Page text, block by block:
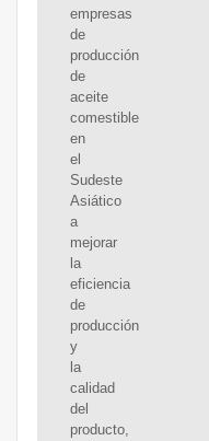
empresas
de
producción
de
aceite
comestible
en
el
Sudeste
Asiático
a
mejorar
la
eficiencia
de
producción
y
la
calidad
del
producto,